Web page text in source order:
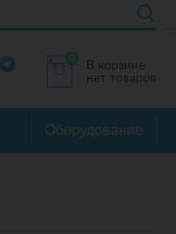
0
В корзине
нет товаров
Оборудование